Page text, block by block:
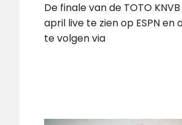
De finale van de TOTO
april live te zien op ESPN
te volgen via